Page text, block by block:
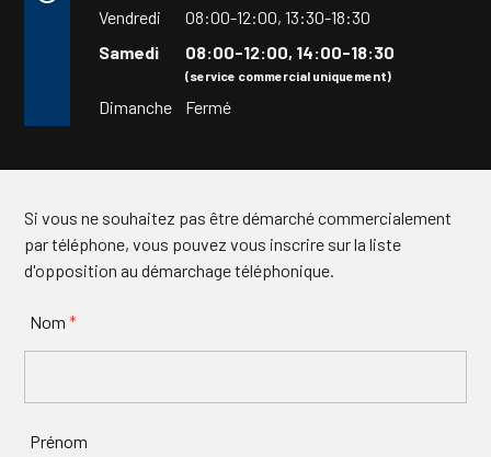
Vendredi
08:00-12:00,13:30-18:30
Samedi
08:00-12:00, 14:00-18:30
(service commercial uniquement)
Dimanche Fermé
Si vous ne souhaitez pas être démarché commercialement
par téléphone, vous pouvez vous inscrire sur la liste
d'opposition au démarchage téléphonique.
Nom*
Prénom